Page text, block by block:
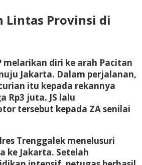
Lintas Provinsi di
melarikan diri ke arah Pacitan
Jakarta. Dalam perjalanan,
itu kepada rekannya
Rp3 juta. JS lalu
tersebut kepada ZA senilai
Trenggalek menelusuri
ke Jakarta. Setelah